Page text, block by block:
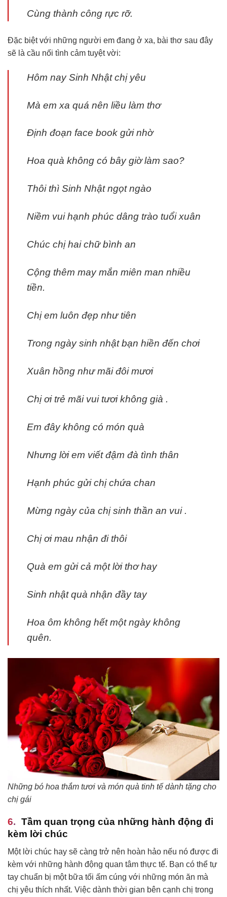
Cùng thành công rực rỡ.
Đặc biệt với những người em đang ở xa, bài thơ sau đây
sẽ là cầu nối tình cảm tuyệt vời:
Hôm nay Sinh Nhật chị yêu
Mà em xa quá nên liều làm thơ
Định đoạn face book gửi nhờ
Hoa quà không có bây giờ làm sao?
Thôi thì Sinh Nhật ngọt ngào
Niềm vui hạnh phúc dâng trào tuổi xuân
Chúc chị hai chữ bình an
Cộng thêm may mắn miên man nhiều
tiền.
Chị em luôn đẹp như tiên
Trong ngày sinh nhật bạn hiền đến chơi
Xuân hồng như mãi đôi mươi
Chị ơi trẻ mãi vui tươi không già .
Em đây không có món quà
Nhưng lời em viết đậm đà tình thân
Hạnh phúc gửi chị chứa chan
Mừng ngày của chị sinh thần an vui .
Chị ơi mau nhận đi thôi
Quà em gửi cả một lời thơ hay
Sinh nhật quà nhận đầy tay
Hoa ôm không hết một ngày không
quên.
Những bó hoa thắm tươi và món quà tinh tế dành tặng cho
chị gái
Tầm quan trọng của những hành động đi
kèm lời chúc
Một lời chúc hay sẽ càng trở nên hoàn hảo nếu nó được đi
kèm với những hành động quan tâm thực tế. Bạn có thể tự
tay chuẩn bị một bữa tối ấm cúng với những món ăn mà
chị yêu thích nhất. Việc dành thời gian bên cạnh chị trong